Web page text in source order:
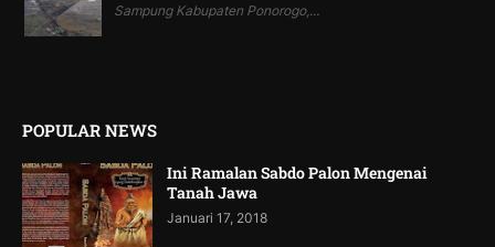
Sampung Kabupaten Ponorogo,...
POPULAR NEWS
Ini Ramalan Sabdo Palon Mengenai
Tanah Jawa
Januari 17, 2018